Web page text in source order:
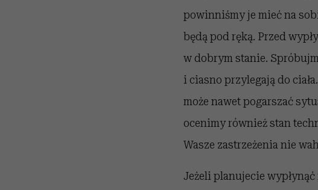
powinniśmy je mieć na
będą pod ręką. Przed
w dobrym stanie.
i ciasno przylegają do
może nawet pogarszać
ocenimy również stan
Wasze zastrzeżenia nie
Jeżeli planujecie